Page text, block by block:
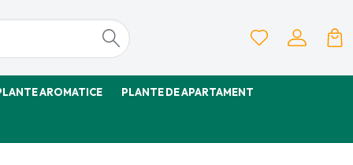
AROMATICE PLANTE DE APARTAMENT